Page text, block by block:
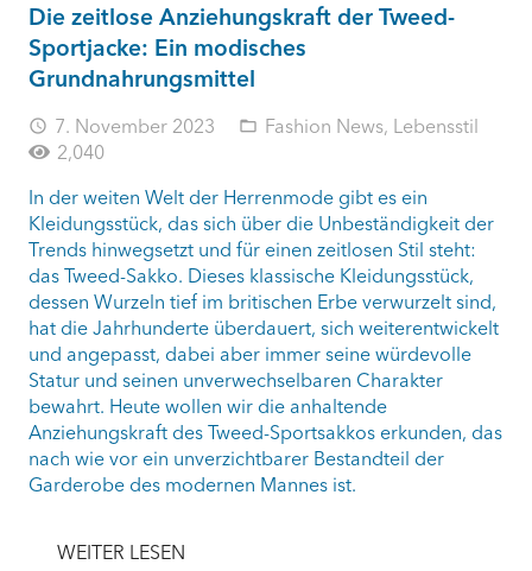
Die zeitlose Anziehungskraft der Tweed-
Sportjacke: Ein modisches
Grundnahrungsmittel
access_time 7. November 2023 folder_open Fashion News, Lebensstil
2,040
In der weiten Welt der Herrenmode gibt es ein
Kleidungsstück, das sich über die Unbeständigkeit der
Trends hinwegsetzt und für einen zeitlosen Stil steht:
das Tweed-Sakko. Dieses klassische Kleidungsstück,
dessen Wurzeln tief im britischen Erbe verwurzelt sind,
hat die Jahrhunderte überdauert, sich weiterentwickelt
und angepasst, dabei aber immer seine würdevolle
Statur und seinen unverwechselbaren Charakter
bewahrt. Heute wollen wir die anhaltende
Anziehungskraft des Tweed-Sportsakkos erkunden, das
nach wie vor ein unverzichtbarer Bestandteil der
Garderobe des modernen Mannes ist.
WEITER LESEN